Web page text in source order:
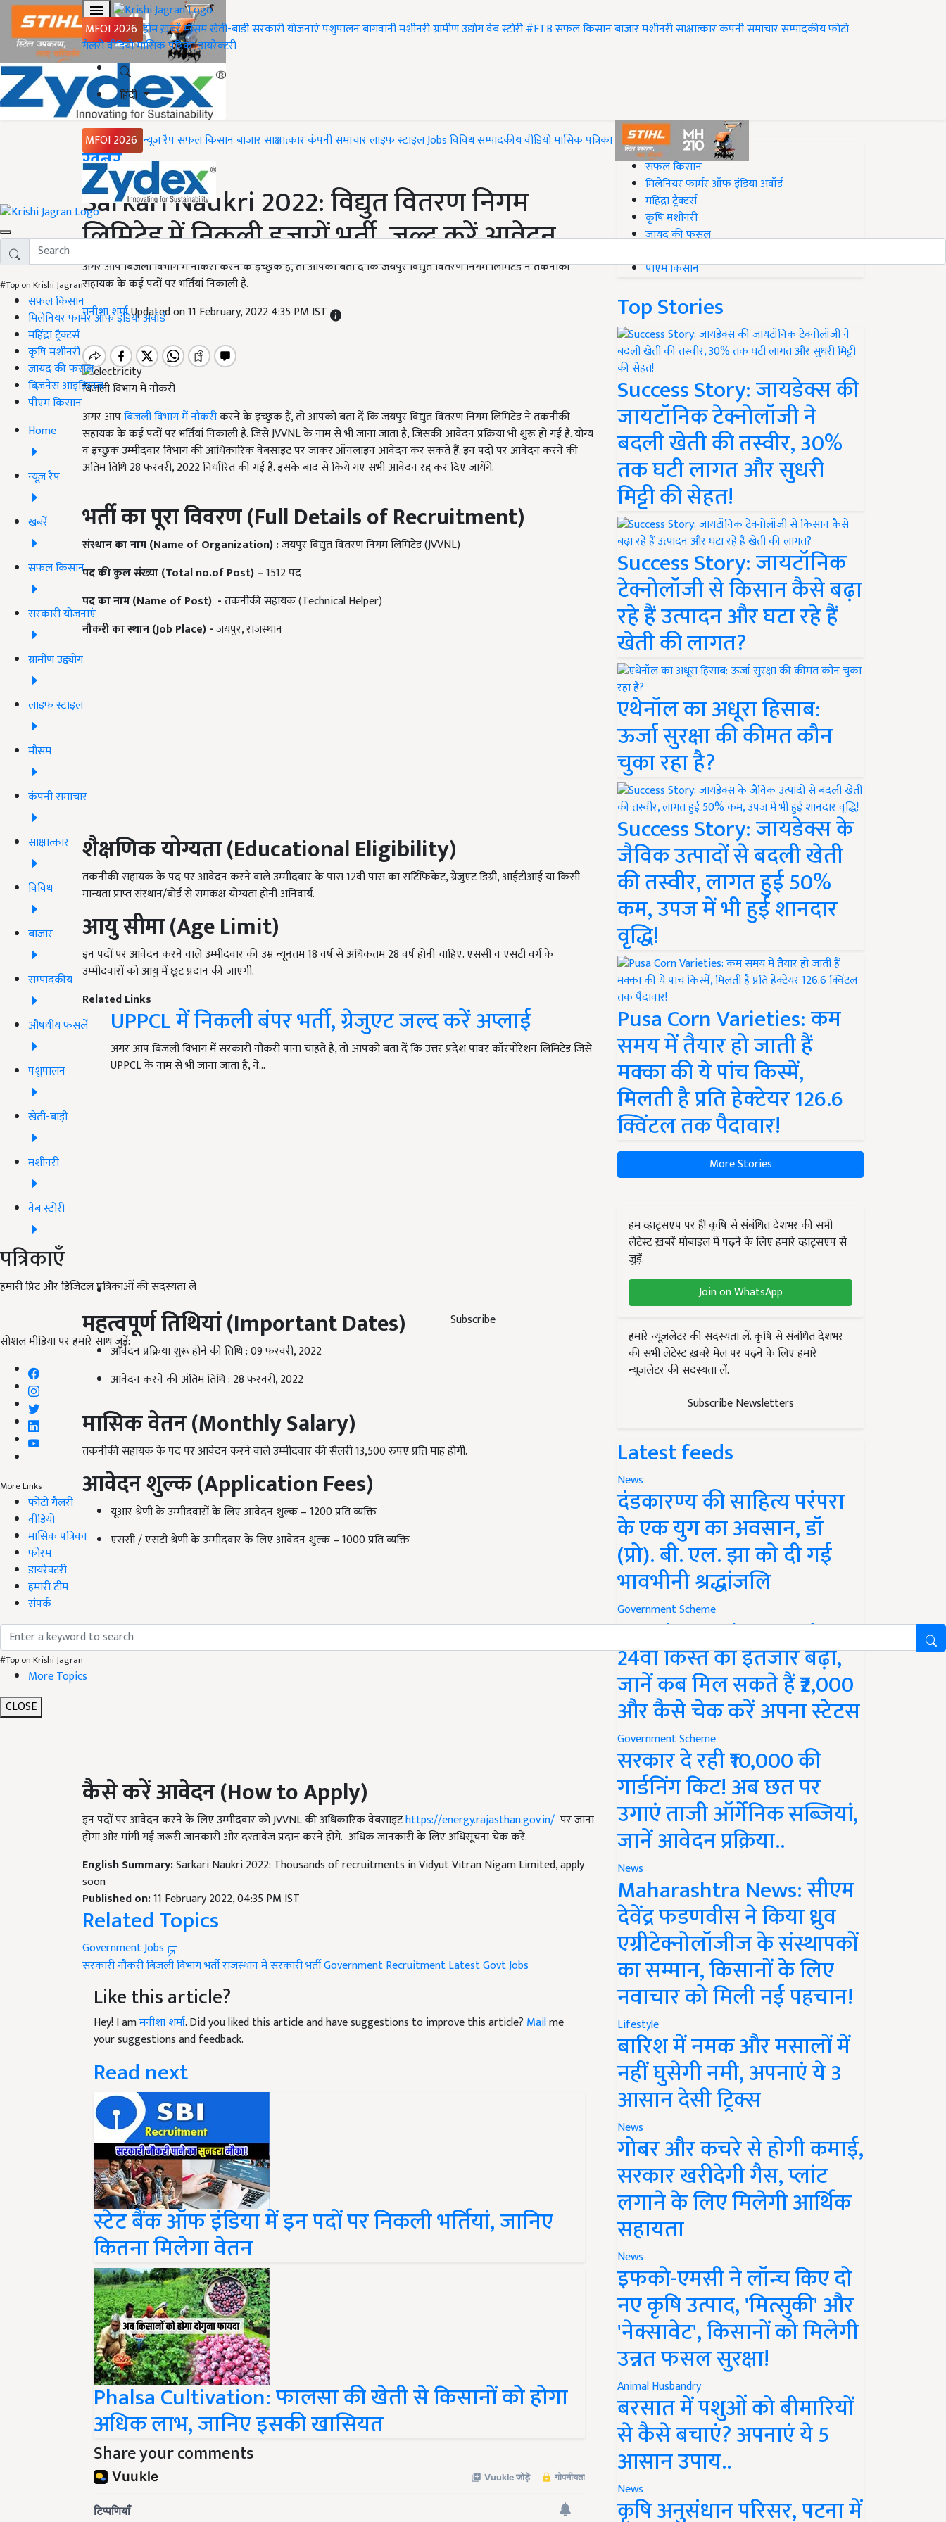
MFOI 2026 होमख़बरेंमौसमखेती-बाड़ीसरकारी योजनाएंपशुपालनबागवानीमशीनरीग्रामीण उद्योगवेब स्टोरी#FTBसफल किसानबाजारमशीनरीसाक्षात्कारकंपनी समाचारसम्पादकीयफोटो
गैलरीवीडियोमासिक पत्रिकाडायरेक्टरी
हिंदी
MFOI 2026 न्यूज़ रैपसफल किसानबाजारसाक्षात्कारकंपनी समाचारलाइफ स्टाइलJobsविविधसम्पादकीयवीडियोमासिक पत्रिका
#Top on Krishi Jagran
सफल किसान
मिलेनियर फार्मर ऑफ इंडिया अवॉर्ड
महिंद्रा ट्रैक्टर्स
कृषि मशीनरी
जायद की फसल
बिज़नेस आइडियाज
पीएम किसान
Home
न्यूज़ रैप
खबरें
सफल किसान
सरकारी योजनाएं
ग्रामीण उद्द्योग
लाइफ स्टाइल
मौसम
कंपनी समाचार
साक्षात्कार
विविध
बाजार
सम्पादकीय
औषधीय फसलें
पशुपालन
खेती-बाड़ी
मशीनरी
वेब स्टोरी
पत्रिकाएँ
हमारी प्रिंट और डिजिटल पत्रिकाओं की सदस्यता लें
Subscribe
सोशल मीडिया पर हमारे साथ जुड़ें:
More Links
फोटो गैलरी
वीडियो
मासिक पत्रिका
फोरम
डायरेक्टरी
हमारी टीम
संपर्क
#Top on Krishi Jagran
More Topics
CLOSE
Home
ख़बरें
Sarkari Naukri 2022: विद्युत वितरण निगम
लिमिटेड में निकली हजारों भर्ती, जल्द करें आवेदन
अगर आप बिजली विभाग में नौकरी करने के इच्छुक हैं, तो आपको बता दें कि जयपुर विद्युत वितरण निगम लिमिटेड ने तकनीकी
सहायक के कई पदों पर भर्तियां निकाली है.
मनीशा शर्माUpdated on 11 February, 2022 4:35 PM IST
बिजली विभाग में नौकरी
अगर आपबिजली विभाग में नौकरीकरने के इच्छुक हैं, तो आपको बता दें कि जयपुर विद्युत वितरण निगम लिमिटेड ने तकनीकी
सहायक के कई पदों पर भर्तियां निकाली है. जिसे JVVNL के नाम से भी जाना जाता है, जिसकी आवेदन प्रक्रिया भी शुरू हो गई है. योग्य
व इच्छुक उम्मीदवार विभाग की आधिकारिक वेबसाइट पर जाकर ऑनलाइन आवेदन कर सकते हैं. इन पदों पर आवेदन करने की
अंतिम तिथि 28 फरवरी, 2022 निर्धारित की गई है. इसके बाद से किये गए सभी आवेदन रद्द कर दिए जायेंगे.
भर्ती का पूरा विवरण (Full Details of Recruitment)
संस्थान का नाम(Name of Organization):जयपुर विद्युत वितरण निगम लिमिटेड (JVVNL)
पद की कुल संख्या(Total no.of Post)–1512 पद
पद का नाम(Name of Post) -तकनीकी सहायक (Technical Helper)
नौकरी का स्थान(Job Place)-जयपुर, राजस्थान
शैक्षणिक योग्यता (Educational Eligibility)
तकनीकी सहायक के पद पर आवेदन करने वाले उम्मीदवार के पास 12वीं पास का सर्टिफिकेट, ग्रेजुएट डिग्री, आईटीआई या किसी
मान्यता प्राप्त संस्थान/बोर्ड से समकक्ष योग्यता होनी अनिवार्य.
आयु सीमा (Age Limit)
इन पदों पर आवेदन करने वाले उम्मीदवार की उम्र न्यूनतम 18 वर्ष से अधिकतम 28 वर्ष होनी चाहिए. एससी व एसटी वर्ग के
उम्मीदवारों को आयु में छूट प्रदान की जाएगी.
Related Links
UPPCL में निकली बंपर भर्ती, ग्रेजुएट जल्द करें अप्लाई
अगर आप बिजली विभाग में सरकारी नौकरी पाना चाहते हैं, तो आपको बता दें कि उत्तर प्रदेश पावर कॉरपोरेशन लिमिटेड जिसे
UPPCL के नाम से भी जाना जाता है, ने…
महत्वपूर्ण तिथियां (Important Dates)
आवेदन प्रक्रिया शुरू होने की तिथि : 09 फरवरी, 2022
आवेदन करने की अंतिम तिथि : 28 फरवरी, 2022
मासिक वेतन (Monthly Salary)
तकनीकी सहायक के पद पर आवेदन करने वाले उम्मीदवार की सैलरी 13,500 रुपए प्रति माह होगी.
आवेदन शुल्क (Application Fees)
यूआर श्रेणी के उम्मीदवारों के लिए आवेदन शुल्क – 1200 प्रति व्यक्ति
एससी / एसटी श्रेणी के उम्मीदवार के लिए आवेदन शुल्क – 1000 प्रति व्यक्ति
कैसे करें आवेदन (How to Apply)
इन पदों पर आवेदन करने के लिए उम्मीदवार को JVVNL की अधिकारिक वेबसाइटhttps://energy.rajasthan.gov.in/ पर जाना
होगा और मांगी गई जरूरी जानकारी और दस्तावेज प्रदान करने होंगे. अधिक जानकारी के लिए अधिसूचना चेक करें.
English Summary:Sarkari Naukri 2022: Thousands of recruitments in Vidyut Vitran Nigam Limited, apply
soon
Published on:11 February 2022, 04:35 PM IST
Related Topics
Government Jobs
सरकारी नौकरीबिजली विभाग भर्तीराजस्थान में सरकारी भर्तीGovernment RecruitmentLatest Govt Jobs
Like this article?
Hey! I amमनीशा शर्मा. Did you liked this article and have suggestions to improve this article? Mailme
your suggestions and feedback.
Read next
स्टेट बैंक ऑफ इंडिया में इन पदों पर निकली भर्तियां, जानिए
कितना मिलेगा वेतन
Phalsa Cultivation: फालसा की खेती से किसानों को होगा
अधिक लाभ, जानिए इसकी खासियत
Share your comments
#Top on Krishi Jagran
सफल किसान
मिलेनियर फार्मर ऑफ इंडिया अवॉर्ड
महिंद्रा ट्रैक्टर्स
कृषि मशीनरी
जायद की फसल
पीएम किसान
Top Stories
Success Story: जायडेक्स की
जायटॉनिक टेक्नोलॉजी ने
बदली खेती की तस्वीर, 30%
तक घटी लागत और सुधरी
मिट्टी की सेहत!
Success Story: जायटॉनिक
टेक्नोलॉजी से किसान कैसे बढ़ा
रहे हैं उत्पादन और घटा रहे हैं
खेती की लागत?
एथेनॉल का अधूरा हिसाब:
ऊर्जा सुरक्षा की कीमत कौन
चुका रहा है?
Success Story: जायडेक्स के
जैविक उत्पादों से बदली खेती
की तस्वीर, लागत हुई 50%
कम, उपज में भी हुई शानदार
वृद्धि!
Pusa Corn Varieties: कम
समय में तैयार हो जाती हैं
मक्का की ये पांच किस्में,
मिलती है प्रति हेक्टेयर 126.6
क्विंटल तक पैदावार!
More Stories
हम व्हाट्सएप पर हैं! कृषि से संबंधित देशभर की सभी
लेटेस्ट ख़बरें मोबाइल में पढ़ने के लिए हमारे व्हाट्सएप से
जुड़ें.
Join on WhatsApp
हमारे न्यूज़लेटर की सदस्यता लें. कृषि से संबंधित देशभर
की सभी लेटेस्ट ख़बरें मेल पर पढ़ने के लिए हमारे
न्यूज़लेटर की सदस्यता लें.
Subscribe Newsletters
Latest feeds
News
दंडकारण्य की साहित्य परंपरा
के एक युग का अवसान, डॉ
(प्रो). बी. एल. झा को दी गई
भावभीनी श्रद्धांजलि
Government Scheme
PM Kisan Yojana Update:
24वीं किस्त का इंतजार बढ़ा,
जानें कब मिल सकते हैं ₹2,000
और कैसे चेक करें अपना स्टेटस
Government Scheme
सरकार दे रही ₹10,000 की
गार्डनिंग किट! अब छत पर
उगाएं ताजी ऑर्गेनिक सब्जियां,
जानें आवेदन प्रक्रिया..
News
Maharashtra News: सीएम
देवेंद्र फडणवीस ने किया ध्रुव
एग्रीटेक्नोलॉजीज के संस्थापकों
का सम्मान, किसानों के लिए
नवाचार को मिली नई पहचान!
Lifestyle
बारिश में नमक और मसालों में
नहीं घुसेगी नमी, अपनाएं ये 3
आसान देसी ट्रिक्स
News
गोबर और कचरे से होगी कमाई,
सरकार खरीदेगी गैस, प्लांट
लगाने के लिए मिलेगी आर्थिक
सहायता
News
इफको-एमसी ने लॉन्च किए दो
नए कृषि उत्पाद, 'मित्सुकी' और
'नेक्सावेट', किसानों को मिलेगी
उन्नत फसल सुरक्षा!
Animal Husbandry
बरसात में पशुओं को बीमारियों
से कैसे बचाएं? अपनाएं ये 5
आसान उपाय..
News
कृषि अनुसंधान परिसर, पटना में